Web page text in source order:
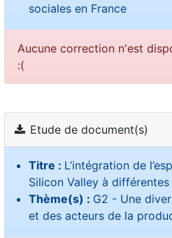
sociales en France
Aucune correction n'est
:(
Etude de document(s)
Titre : L’intégration de
Silicon Valley à différentes
Thème(s) : G2 - Une
et des acteurs de la